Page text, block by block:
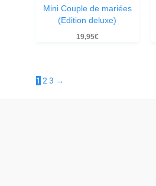
Mini Couple de mariées
(Edition deluxe)
19,95€
1 2 3 →